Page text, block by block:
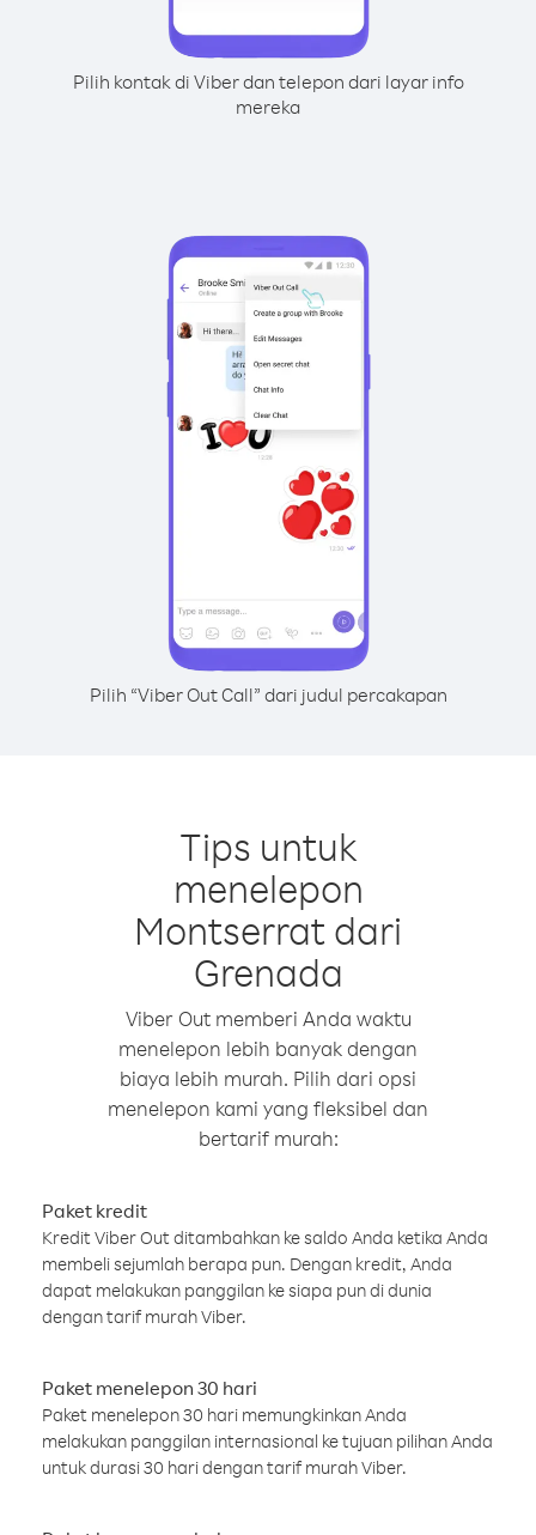
Pilih kontak di Viber dan telepon dari layar info
mereka
Pilih “Viber Out Call” dari judul percakapan
Tips untuk
menelepon
Montserrat dari
Grenada
Viber Out memberi Anda waktu
menelepon lebih banyak dengan
biaya lebih murah. Pilih dari opsi
menelepon kami yang fleksibel dan
bertarif murah:
Paket kredit
Kredit Viber Out ditambahkan ke saldo Anda ketika Anda
membeli sejumlah berapa pun. Dengan kredit, Anda
dapat melakukan panggilan ke siapa pun di dunia
dengan tarif murah Viber.
Paket menelepon 30 hari
Paket menelepon 30 hari memungkinkan Anda
melakukan panggilan internasional ke tujuan pilihan Anda
untuk durasi 30 hari dengan tarif murah Viber.